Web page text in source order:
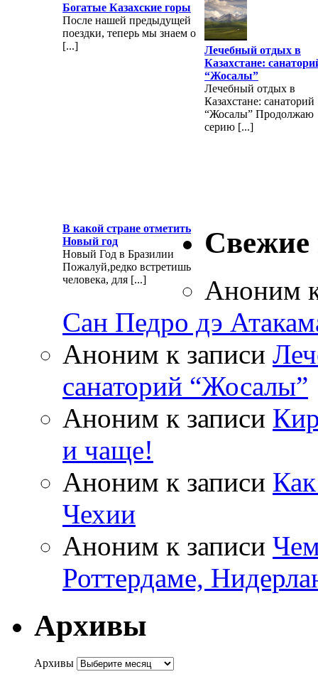
Богатые Казахские горы
После нашей предыдущей
поездки, теперь мы знаем о
[...]
Лечебный отдых в
Казахстане:
“Жосалы”
Лечебный отдых в
Казахстане: санаторий
“Жосалы” Продолжаю
серию [...]
В какой стране отметить
Новый год
Новый Год в Бразилии
Пожалуй,редко встретишь
человека, для [...]
Свежие
Аноним
Сан Педро дэ
Аноним к записи
санаторий “Жосалы”
Аноним к записи
и чаще!
Аноним к записи
Чехии
Аноним к записи
Роттердаме,
Архивы
Архивы